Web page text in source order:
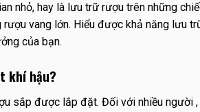
nhỏ, hay là lưu trữ rượu trên những
vang lớn. Hiểu được khả năng lưu
của bạn.
khí hậu?
sắp được lắp đặt. Đối với nhiều người